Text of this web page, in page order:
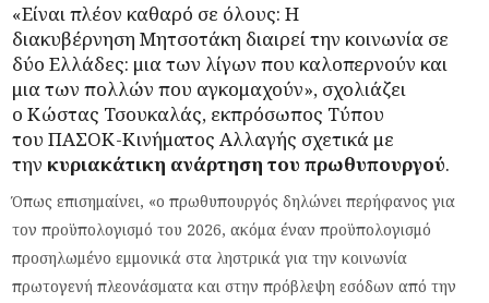
«Είναι πλέον καθαρό σε όλους: Η
διακυβέρνησηΜητσοτάκη διαιρεί την κοινωνία σε
δύο Ελλάδες: μια των λίγων που καλοπερνούν και
μια των πολλών που αγκομαχούν», σχολιάζει
οΚώστας Τσουκαλάς, εκπρόσωπος Τύπου
τουΠΑΣΟΚ-Κινήματος Αλλαγής σχετικά με
την κυριακάτικη ανάρτηση του πρωθυπουργού.
Όπως επισημαίνει, «ο πρωθυπουργός δηλώνει περήφανος για
τον προϋπολογισμό του 2026, ακόμα έναν προϋπολογισμό
προσηλωμένο εμμονικά στα ληστρικά για την κοινωνία
πρωτογενή πλεονάσματα και στην πρόβλεψη εσόδων από την